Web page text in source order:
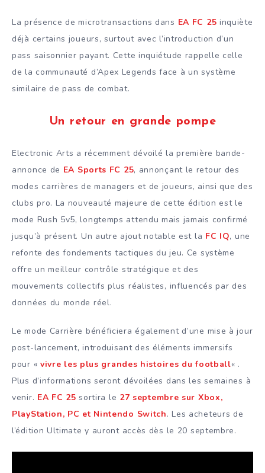
La présence de microtransactions dans EA FC 25 inquiète
déjà certains joueurs, surtout avec l’introduction d’un
pass saisonnier payant. Cette inquiétude rappelle celle
de la communauté d’Apex Legends face à un système
similaire de pass de combat.
Un retour en grande pompe
Electronic Arts a récemment dévoilé la première bande-
annonce de EA Sports FC 25, annonçant le retour des
modes carrières de managers et de joueurs, ainsi que des
clubs pro. La nouveauté majeure de cette édition est le
mode Rush 5v5, longtemps attendu mais jamais confirmé
jusqu’à présent. Un autre ajout notable est la FC IQ, une
refonte des fondements tactiques du jeu. Ce système
offre un meilleur contrôle stratégique et des
mouvements collectifs plus réalistes, influencés par des
données du monde réel.
Le mode Carrière bénéficiera également d’une mise à jour
post-lancement, introduisant des éléments immersifs
pour « vivre les plus grandes histoires du football« .
Plus d’informations seront dévoilées dans les semaines à
venir. EA FC 25 sortira le 27 septembre sur Xbox,
PlayStation, PC et Nintendo Switch. Les acheteurs de
l’édition Ultimate y auront accès dès le 20 septembre.